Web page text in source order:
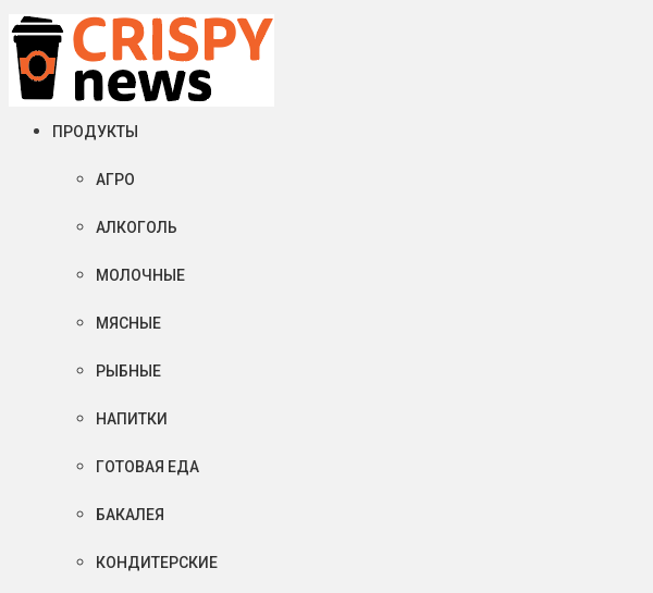
Суббота, 08 августа, 2026
Crispy News/Криспи Ньюс
События и тенденции рынка пищевой промышленности в России и мире
ПРОДУКТЫ
АГРО
АЛКОГОЛЬ
МОЛОЧНЫЕ
МЯСНЫЕ
РЫБНЫЕ
НАПИТКИ
ГОТОВАЯ ЕДА
БАКАЛЕЯ
КОНДИТЕРСКИЕ